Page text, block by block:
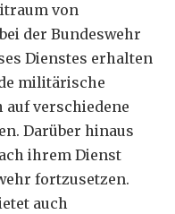
von
der Bundeswehr
Dienstes erhalten
militärische
verschiedene
Darüber hinaus
ihrem Dienst
fortzusetzen.
auch